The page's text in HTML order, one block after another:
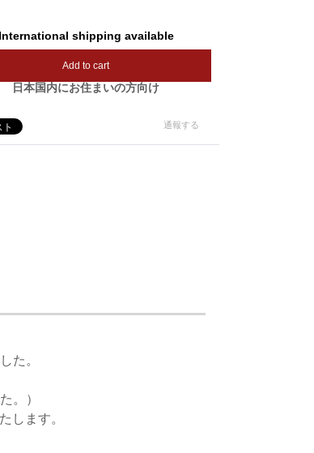
International shipping available
Add to cart
日本国内にお住まいの方向け
通報する
た。
。）
します。